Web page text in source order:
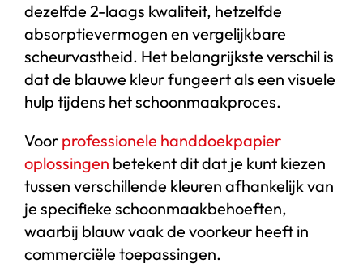
dezelfde 2-laags kwaliteit, hetzelfde
absorptievermogen en vergelijkbare
scheurvastheid. Het belangrijkste verschil is
dat de blauwe kleur fungeert als een visuele
hulp tijdens het schoonmaakproces.
Voor professionele handdoekpapier
oplossingen betekent dit dat je kunt kiezen
tussen verschillende kleuren afhankelijk van
je specifieke schoonmaakbehoeften,
waarbij blauw vaak de voorkeur heeft in
commerciële toepassingen.